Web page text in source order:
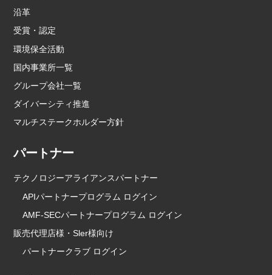
沿革
受賞・認定
環境保全活動
国内事業所一覧
グループ会社一覧
ダイバーシティ推進
マルチステークホルダー方針
パートナー
テクノロジーアライアンスパートナー
APIパートナープログラム ログイン
AMF-SECパートナープログラム ログイン
販売代理店様・Sler様向け
パートナークラブ ログイン